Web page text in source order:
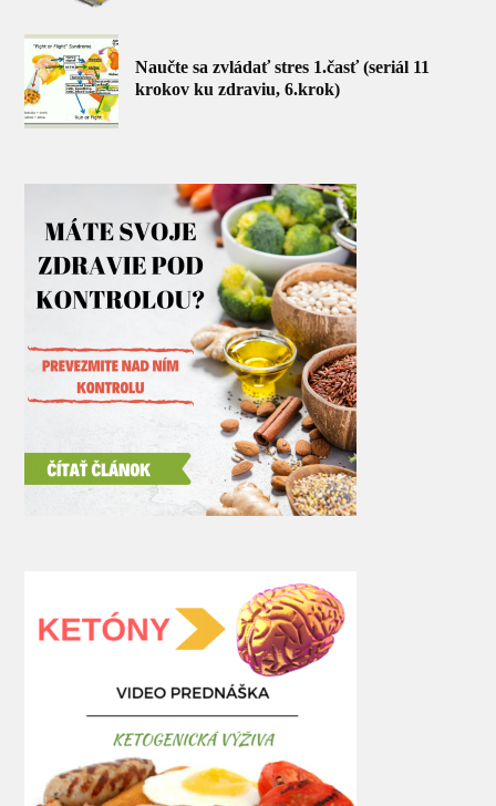
Naučte sa zvládať stres 1.časť (seriál 11
krokov ku zdraviu, 6.krok)